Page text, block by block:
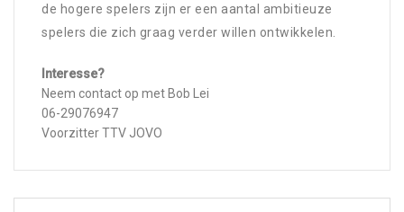
de hogere spelers zijn er een aantal ambitieuze
spelers die zich graag verder willen ontwikkelen.
Interesse?
Neem contact op met Bob Lei
06-29076947
Voorzitter TTV JOVO